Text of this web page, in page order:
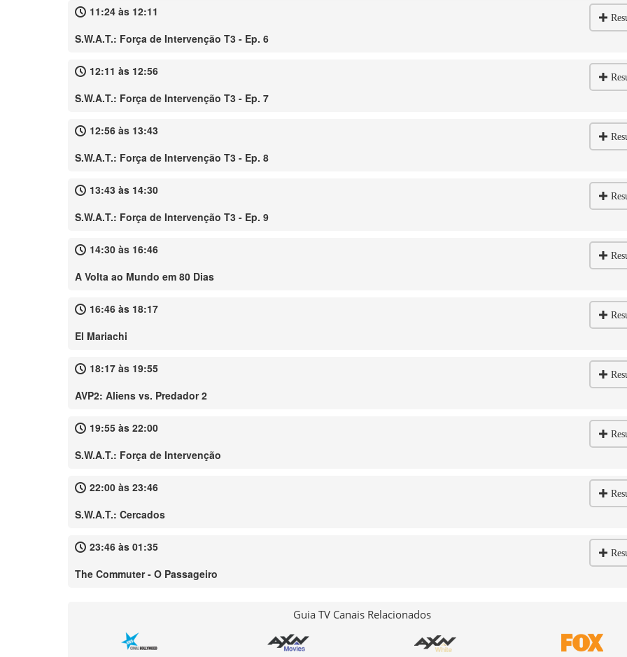
11:24 às 12:11
S.W.A.T.: Força de Intervenção T3 - Ep. 6
12:11 às 12:56
S.W.A.T.: Força de Intervenção T3 - Ep. 7
12:56 às 13:43
S.W.A.T.: Força de Intervenção T3 - Ep. 8
13:43 às 14:30
S.W.A.T.: Força de Intervenção T3 - Ep. 9
14:30 às 16:46
A Volta ao Mundo em 80 Dias
16:46 às 18:17
El Mariachi
18:17 às 19:55
AVP2: Aliens vs. Predador 2
19:55 às 22:00
S.W.A.T.: Força de Intervenção
22:00 às 23:46
S.W.A.T.: Cercados
23:46 às 01:35
The Commuter - O Passageiro
Guia TV Canais Relacionados